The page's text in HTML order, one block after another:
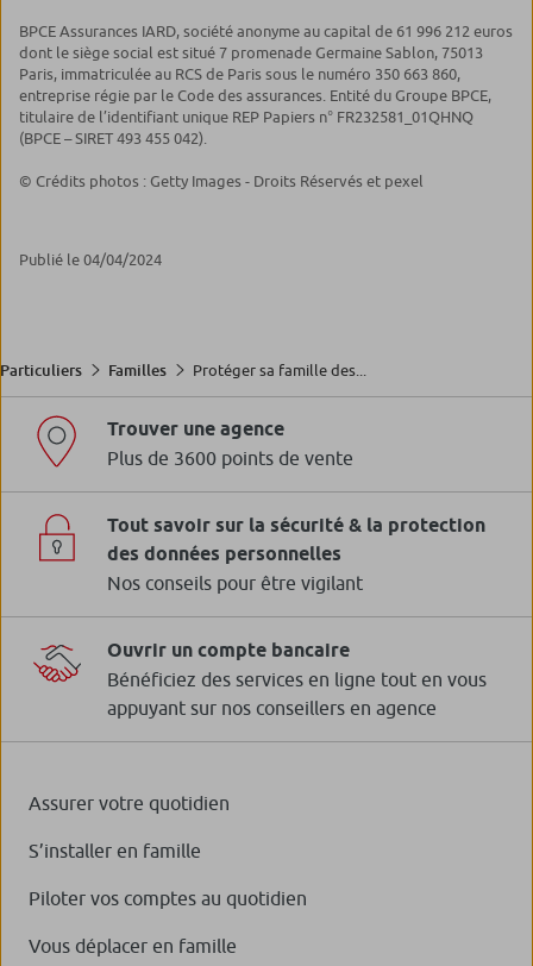
BPCE Assurances IARD, société anonyme au capital de 61 996 212 euros
dont le siège social est situé 7 promenade Germaine Sablon, 75013
Paris, immatriculée au RCS de Paris sous le numéro 350 663 860,
entreprise régie par le Code des assurances. Entité du Groupe BPCE,
titulaire de l’identifiant unique REP Papiers n° FR232581_01QHNQ
(BPCE – SIRET 493 455 042).
© Crédits photos : Getty Images - Droits Réservés et pexel
Publié le 04/04/2024
Particuliers Familles Protéger sa famille des...
Trouver une agence
Plus de 3600 points de vente
Tout savoir sur la sécurité & la protection
des données personnelles
Nos conseils pour être vigilant
Ouvrir un compte bancaire
Bénéficiez des services en ligne tout en vous
appuyant sur nos conseillers en agence
Assurer votre quotidien
S’installer en famille
Piloter vos comptes au quotidien
Vous déplacer en famille